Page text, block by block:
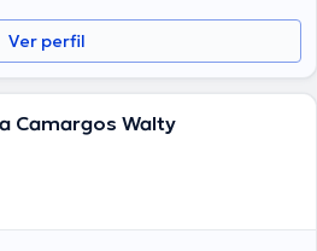
Ver perfil
Camargos Walty